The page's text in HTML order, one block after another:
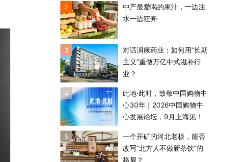
2
中产最爱喝的果汁，一边注
水一边狂奔
3
对话润康药业：如何用“长期
主义”重做万亿中式滋补行
业？
4
此地·此时，致敬中国购物中
心30年｜2026中国购物中
心发展论坛，9月上海见！
5
一个开矿的河北老板，能否
改写“北方人不做新茶饮”的
格局？